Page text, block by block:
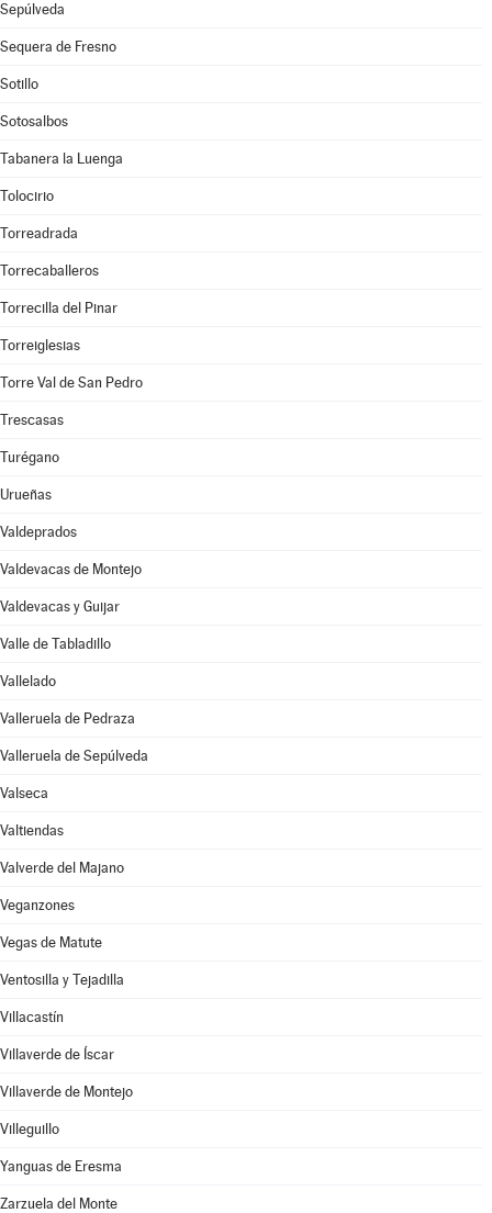
Sepúlveda
Sequera de Fresno
Sotillo
Sotosalbos
Tabanera la Luenga
Tolocirio
Torreadrada
Torrecaballeros
Torrecilla del Pinar
Torreiglesias
Torre Val de San Pedro
Trescasas
Turégano
Urueñas
Valdeprados
Valdevacas de Montejo
Valdevacas y Guijar
Valle de Tabladillo
Vallelado
Valleruela de Pedraza
Valleruela de Sepúlveda
Valseca
Valtiendas
Valverde del Majano
Veganzones
Vegas de Matute
Ventosilla y Tejadilla
Villacastín
Villaverde de Íscar
Villaverde de Montejo
Villeguillo
Yanguas de Eresma
Zarzuela del Monte